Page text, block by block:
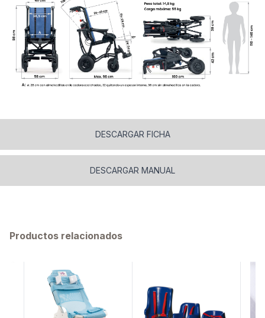
DESCARGAR FICHA
DESCARGAR MANUAL
Productos relacionados